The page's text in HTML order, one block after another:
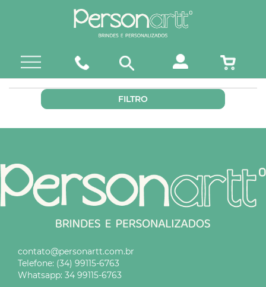
FILTRO
contato@personartt.com.br
Telefone: (34) 99115-6763
Whatsapp: 34 99115-6763